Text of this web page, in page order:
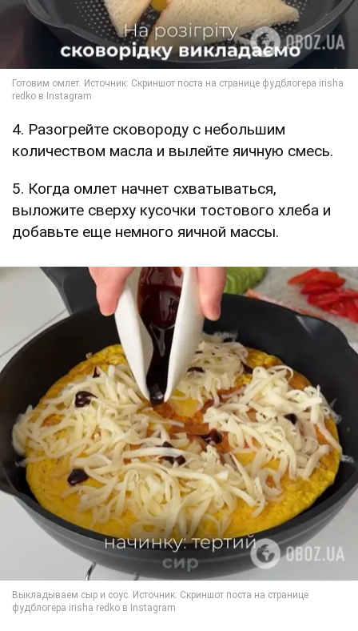
4. Разогрейте сковороду с небольшим
количеством масла и вылейте яичную смесь.
5. Когда омлет начнет схватываться,
выложите сверху кусочки тостового хлеба и
добавьте еще немного яичной массы.